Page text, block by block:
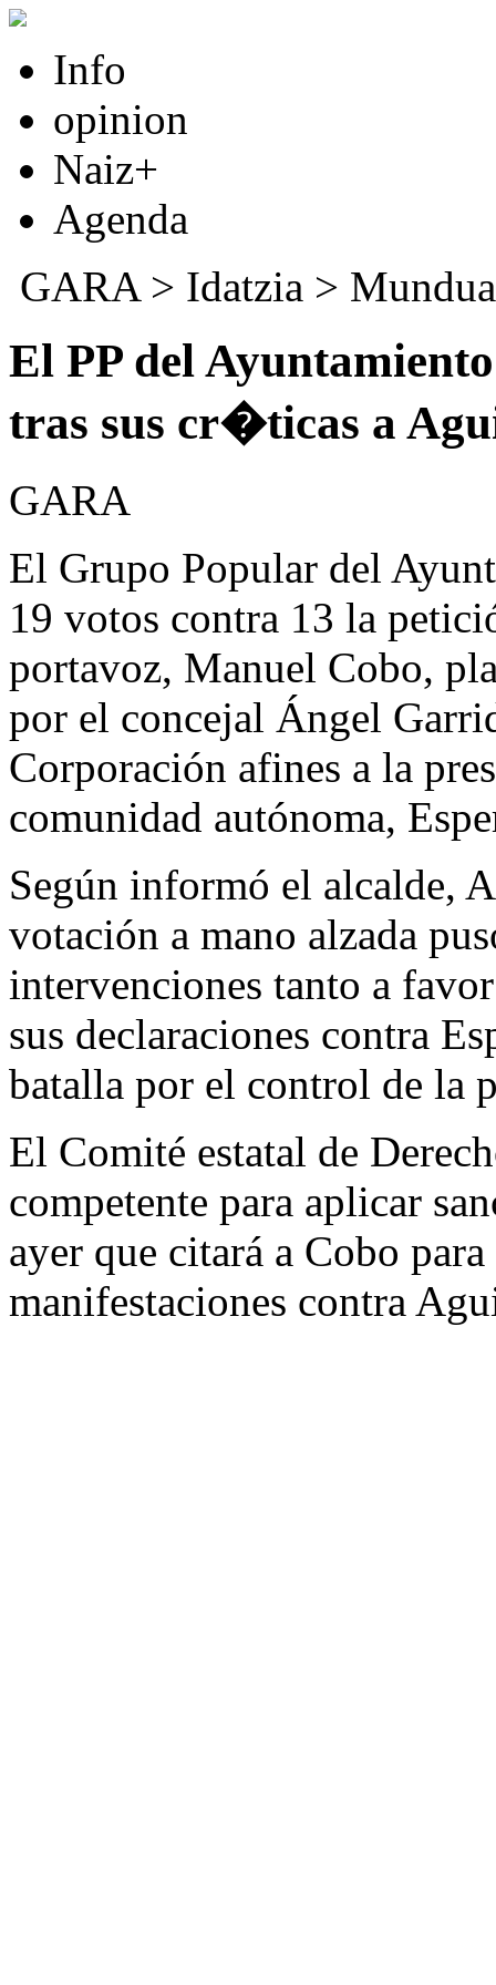
Info
opinion
Naiz+
Agenda
GARA> Idatzia > Mundua
El PP del
tras sus cr�ticas a
GARA
El Grupo Popular del
19 votos contra 13 la
portavoz, Manuel Cobo,
por el concejal Ángel
Corporación afines a la
comunidad autónoma,
Según informó el alcalde,
votación a mano alzada
intervenciones tanto a
sus declaraciones contra
batalla por el control de la
El Comité estatal de
competente para aplicar
ayer que citará a Cobo
manifestaciones contra